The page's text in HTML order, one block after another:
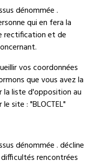
dénommée .
qui en fera la
rectification et de
vos coordonnées
que vous avez la
la liste d'opposition au
site : "BLOCTEL"
dénommée . décline
rencontrées